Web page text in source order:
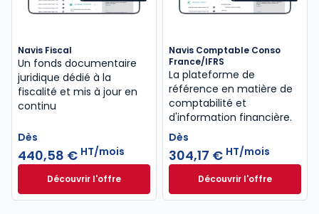
Navis Fiscal
Un fonds documentaire
juridique dédié à la
fiscalité et mis à jour en
continu
Dès
440,58 € HT/mois
Découvrir l'offreNavis Fiscal à partir de
Dès
Navis Comptable Conso
France/IFRS
La plateforme de
référence en matière de
comptabilité et
d'information financière.
Dès
304,17 € HT/mois
Découvrir l'offreNavis Comptable
Dès